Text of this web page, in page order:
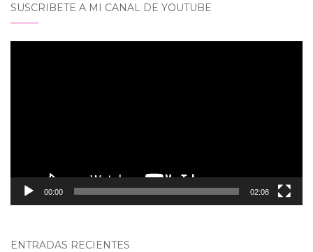
SUSCRIBETE A MI CANAL DE YOUTUBE
00:00 02:08
ENTRADAS RECIENTES